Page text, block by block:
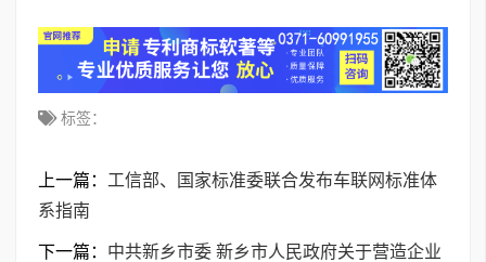
标签：
上一篇： 工信部、国家标准委联合发布车联网标准体
系指南
下一篇： 中共新乡市委 新乡市人民政府关于营造企业